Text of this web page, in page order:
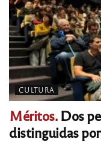
CULTURA
Méritos.Dos
distinguidas